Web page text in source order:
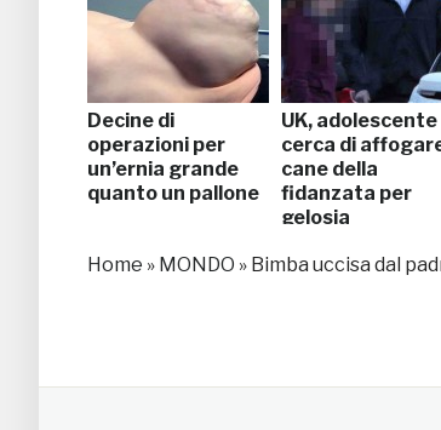
Decine di
operazioni per
un’ernia grande
quanto un pallone
UK, adolescente
cerca di
cane della
fidanzata per
gelosia
Home » MONDO » Bimba uccisa dal